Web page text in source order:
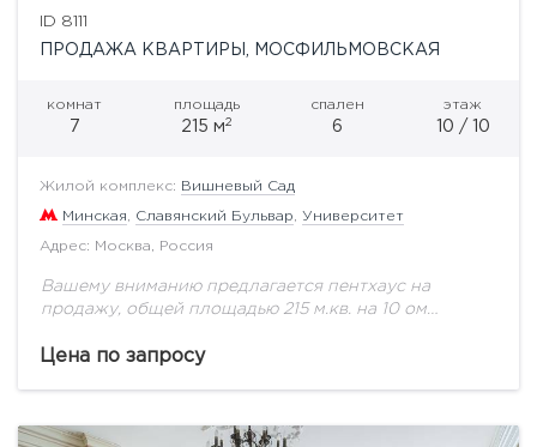
ID 8111
ПРОДАЖА КВАРТИРЫ, МОСФИЛЬМОВСКАЯ
комнат
7
площадь
215 м2
спален
6
этаж
10 / 10
Жилой комплекс: Вишневый Сад
Минская Славянский Бульвар Университет
Адрес: Москва, Россия
Вашему вниманию предлагается пентхаус на
продажу, общей площадью 215 м.кв. на 10 ом
восемь клубных домов высотой от 8 до 12 этажей...
Цена по запросу